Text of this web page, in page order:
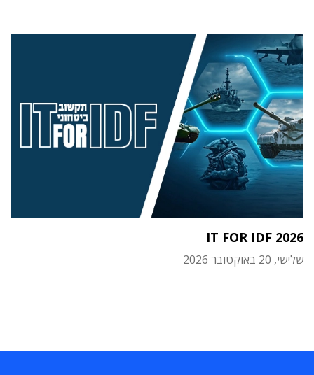
IT FOR IDF 2026
שלישי, 20 באוקטובר 2026